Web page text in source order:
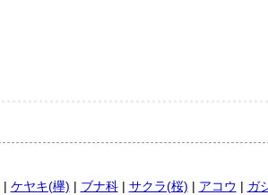
| ケヤキ(欅) | ブナ科| サクラ(桜) | アコウ | ガ